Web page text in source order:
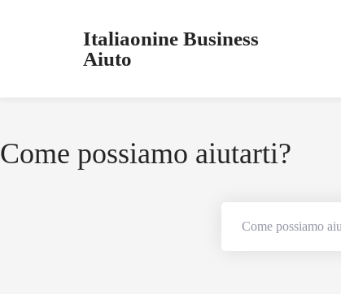
Italiaonine Business
Aiuto
Come possiamo aiutarti?